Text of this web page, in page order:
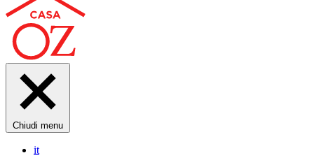
Chiudi menu
it